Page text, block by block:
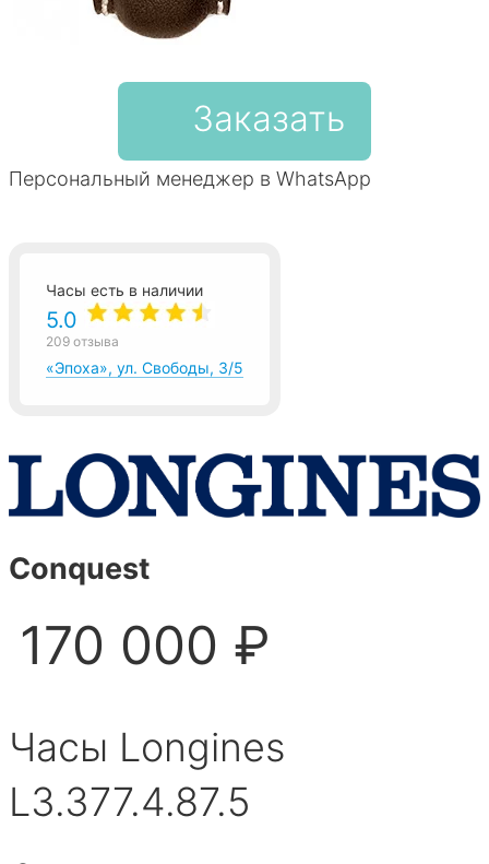
Заказать
Персональный менеджер в WhatsApp
Часы есть в наличии
5.0
209 отзыва
«Эпоха», ул. Свободы, 3/5
Conquest
170 000 ₽
Часы Longines
L3.377.4.87.5